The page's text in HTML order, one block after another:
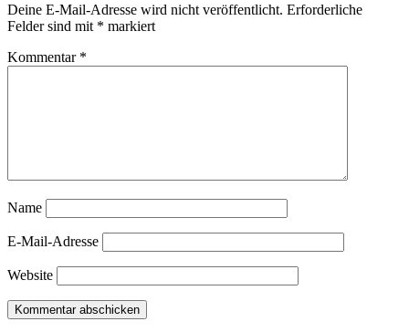
Deine E-Mail-Adresse wird nicht veröffentlicht. Erforderliche
Felder sind mit * markiert
Kommentar *
Name
E-Mail-Adresse
Website